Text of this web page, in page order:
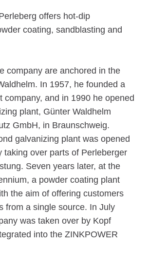
offers hot-dip
coating, sandblasting and
company are anchored in the
In 1957, he founded a
company, and in 1990 he opened
plant, Günter Waldhelm
GmbH, in Braunschweig.
galvanizing plant was opened
taking over parts of Perleberger
Seven years later, at the
a powder coating plant
the aim of offering customers
from a single source. In July
was taken over by Kopf
into the ZINKPOWER